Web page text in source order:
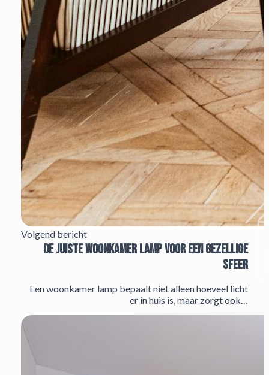
Volgend bericht
De juiste woonkamer lamp voor een gezellige
sfeer
Een woonkamer lamp bepaalt niet alleen hoeveel licht
er in huis is, maar zorgt ook…